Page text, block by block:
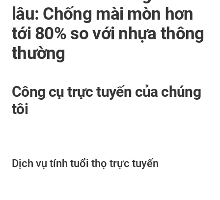
lâu: Chống mài mòn hơn
tới 80% so với nhựa thông
thường
Công cụ trực tuyến của chúng
tôi
Dịch vụ tính tuổi thọ trực tuyến